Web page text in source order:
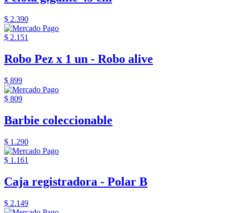
$ 2.390
$ 2.151
Robo Pez x 1 un - Robo alive
$ 899
$ 809
Barbie coleccionable
$ 1.290
$ 1.161
Caja registradora - Polar B
$ 2.149